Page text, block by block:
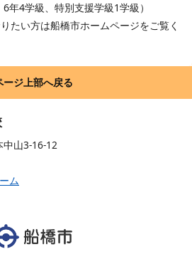
年4学級、特別支援学級1学級）
たい方は船橋市ホームページをご覧く
ージ上部へ戻る
中山3-16-12
ム